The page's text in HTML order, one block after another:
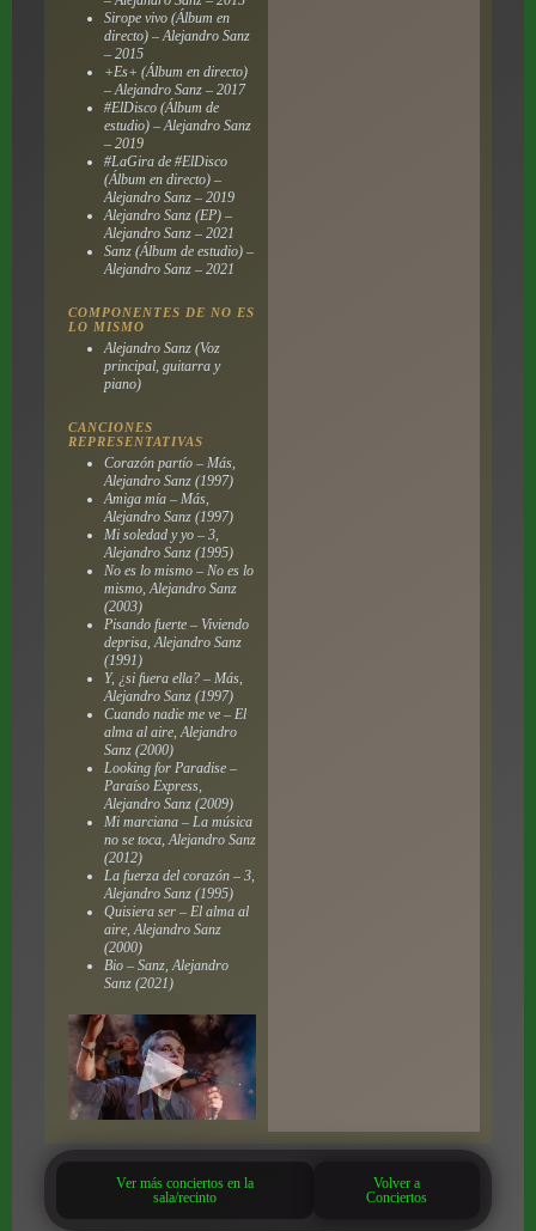
Sirope vivo (Álbum en
directo) – Alejandro Sanz
– 2015
+Es+ (Álbum en directo)
– Alejandro Sanz – 2017
#ElDisco (Álbum de
estudio) – Alejandro Sanz
– 2019
#LaGira de #ElDisco
(Álbum en directo) –
Alejandro Sanz – 2019
Alejandro Sanz (EP) –
Alejandro Sanz – 2021
Sanz (Álbum de estudio) –
Alejandro Sanz – 2021
COMPONENTES DE NO ES
LO MISMO
Alejandro Sanz (Voz
principal, guitarra y
piano)
CANCIONES
REPRESENTATIVAS
Corazón partío – Más,
Alejandro Sanz (1997)
Amiga mía – Más,
Alejandro Sanz (1997)
Mi soledad y yo – 3,
Alejandro Sanz (1995)
No es lo mismo – No es lo
mismo, Alejandro Sanz
(2003)
Pisando fuerte – Viviendo
deprisa, Alejandro Sanz
(1991)
Y, ¿si fuera ella? – Más,
Alejandro Sanz (1997)
Cuando nadie me ve – El
alma al aire, Alejandro
Sanz (2000)
Looking for Paradise –
Paraíso Express,
Alejandro Sanz (2009)
Mi marciana – La música
no se toca, Alejandro Sanz
(2012)
La fuerza del corazón – 3,
Alejandro Sanz (1995)
Quisiera ser – El alma al
aire, Alejandro Sanz
(2000)
Bio – Sanz, Alejandro
Sanz (2021)
Ver más conciertos en la
sala/recinto
Volver a
Conciertos